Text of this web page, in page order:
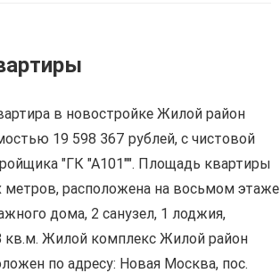
в новостройке Жилой район
19 598 367 рублей, с чистовой
"ГК "А101"". Площадь квартиры
метров, расположена на восьмом этаже
дома, 2 санузел, 1 лоджия,
кв.м. Жилой комплекс Жилой район
по адресу: Новая Москва, пос.